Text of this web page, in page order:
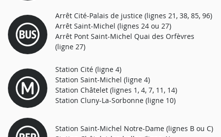
Arrêt Cité-Palais de justice (lignes 21, 38, 85, 96)
Arrêt Saint-Michel (lignes 24 ou 27)
Arrêt Pont Saint-Michel Quai des Orfèvres
(ligne 27)
Station Cité (ligne 4)
Station Saint-Michel (ligne 4)
Station Châtelet (lignes 1, 4, 7, 11, 14)
Station Cluny-La-Sorbonne (ligne 10)
Station Saint-Michel Notre-Dame (lignes B ou C)